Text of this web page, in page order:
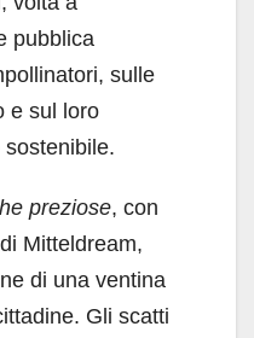
pubblica
sulle
e sul loro
preziose, con
Mitteldream,
di una ventina
Gli scatti